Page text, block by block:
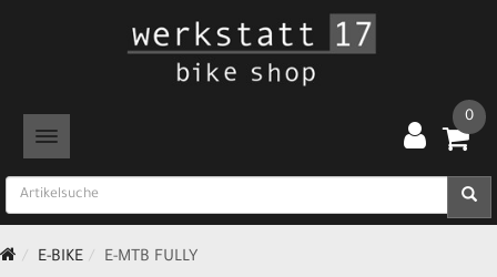
TOGGLE NAVIGATION
0
E-BIKE E-MTB FULLY